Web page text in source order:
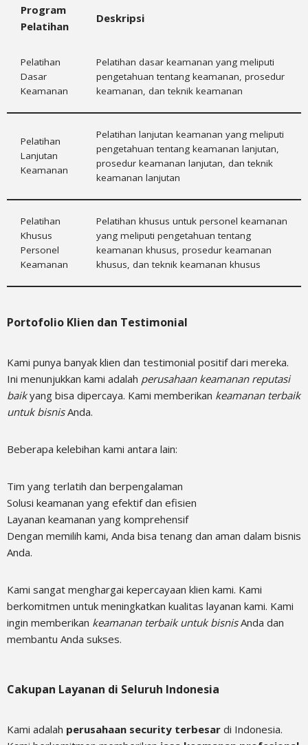
Program
Pelatihan
Deskripsi
Pelatihan
Dasar
Keamanan
Pelatihan dasar keamanan yang meliputi
pengetahuan tentang keamanan, prosedur
keamanan, dan teknik keamanan
Pelatihan
Lanjutan
Keamanan
Pelatihan lanjutan keamanan yang meliputi
pengetahuan tentang keamanan lanjutan,
prosedur keamanan lanjutan, dan teknik
keamanan lanjutan
Pelatihan
Khusus
Personel
Keamanan
Pelatihan khusus untuk personel keamanan
yang meliputi pengetahuan tentang
keamanan khusus, prosedur keamanan
khusus, dan teknik keamanan khusus
Portofolio Klien dan Testimonial
Kami punya banyak klien dan testimonial positif dari mereka.
Ini menunjukkan kami adalah perusahaan keamanan reputasi
baikyang bisa dipercaya. Kami memberikan keamanan terbaik
untuk bisnisAnda.
Beberapa kelebihan kami antara lain:
Tim yang terlatih dan berpengalaman
Solusi keamanan yang efektif dan efisien
Layanan keamanan yang komprehensif
Dengan memilih kami, Anda bisa tenang dan aman dalam bisnis
Anda.
Kami sangat menghargai kepercayaan klien kami. Kami
berkomitmen untuk meningkatkan kualitas layanan kami. Kami
ingin memberikan keamanan terbaik untuk bisnisAnda dan
membantu Anda sukses.
Cakupan Layanan di Seluruh Indonesia
Kami adalah perusahaan security terbesar di Indonesia.